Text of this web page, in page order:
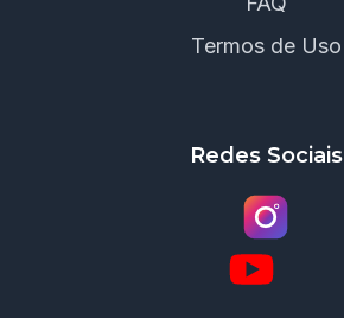
Termos de Uso
Redes Sociais